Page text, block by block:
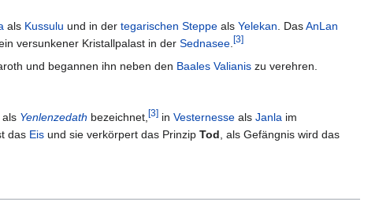
als Kussulu und in der tegarischen Steppe als Yelekan. DasAnLan
versunkener Kristallpalast in der Sednasee.[3]
und begannen ihn neben den Baales Valianis zu verehren.
als Yenlenzedath bezeichnet,[3] in Vesternesse als Janla im
das Eis und sie verkörpert das Prinzip Tod, als Gefängnis wird das